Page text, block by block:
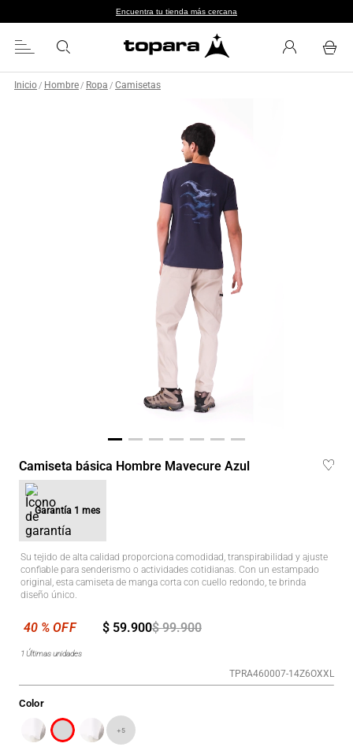
Encuentra tu tienda más cercana
Inicio / Hombre / Ropa / Camisetas
Camiseta básica Hombre Mavecure Azul
Garantía 1 mes
Su tejido de alta calidad proporciona comodidad, transpirabilidad y ajuste
confiable para senderismo o actividades cotidianas. Con un estampado
original, esta camiseta de manga corta con cuello redondo, te brinda
diseño único.
$ 99.900
$ 59.900
1 Últimas unidades
TPRA460007-14Z6OXXL
Color
+ 5